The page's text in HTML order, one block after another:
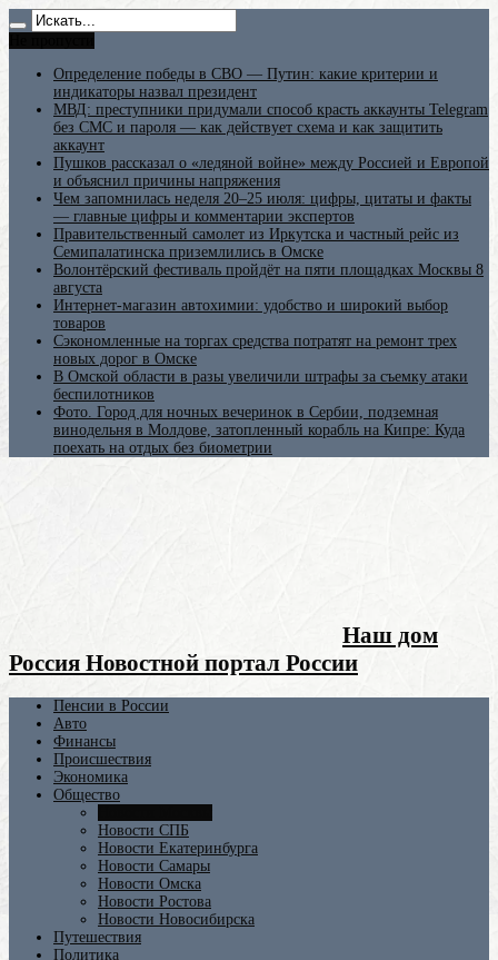
Определение победы в СВО — Путин: какие критерии и
индикаторы назвал президент
МВД: преступники придумали способ красть аккаунты Telegram
без СМС и пароля — как действует схема и как защитить
аккаунт
Пушков рассказал о «ледяной войне» между Россией и Европой
и объяснил причины напряжения
Чем запомнилась неделя 20–25 июля: цифры, цитаты и факты
— главные цифры и комментарии экспертов
Правительственный самолет из Иркутска и частный рейс из
Семипалатинска приземлились в Омске
Волонтёрский фестиваль пройдёт на пяти площадках Москвы 8
августа
Интернет-магазин автохимии: удобство и широкий выбор
товаров
Сэкономленные на торгах средства потратят на ремонт трех
новых дорог в Омске
В Омской области в разы увеличили штрафы за съемку атаки
беспилотников
Фото. Город для ночных вечеринок в Сербии, подземная
винодельня в Молдове, затопленный корабль на Кипре: Куда
поехать на отдых без биометрии
Наш дом
Россия Новостной портал России
Пенсии в России
Авто
Финансы
Происшествия
Экономика
Общество
Новости СПБ
Новости Екатеринбурга
Новости Самары
Новости Омска
Новости Ростова
Новости Новосибирска
Путешествия
Политика